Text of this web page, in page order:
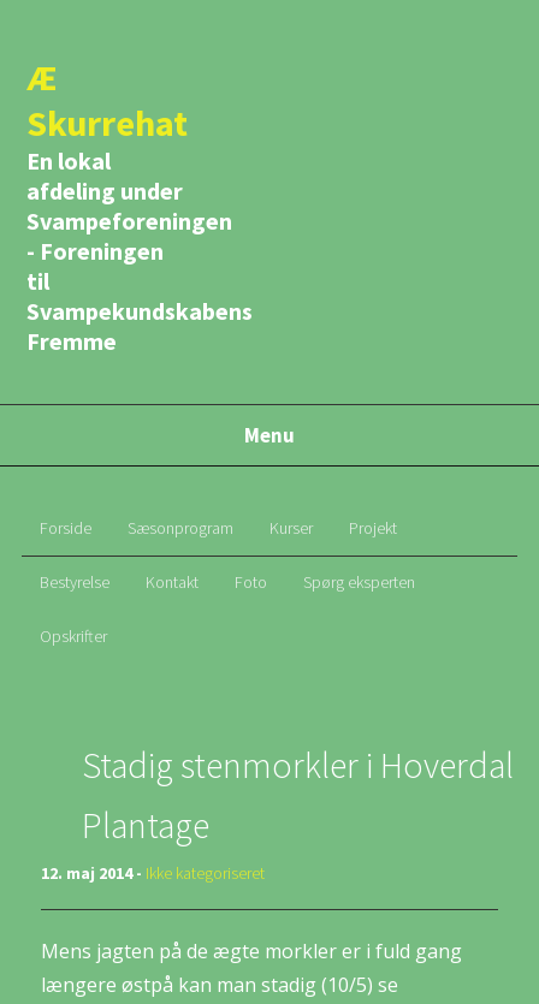
Æ
Skurrehat
En lokal
afdeling under
Svampeforeningen
- Foreningen
til
Svampekundskabens
Fremme
Menu
Forside Sæsonprogram Kurser Projekt
Bestyrelse Kontakt Foto Spørg eksperten
Opskrifter
Stadig stenmorkler i Hoverdal
Plantage
12. maj 2014 - Ikke kategoriseret
Mens jagten på de ægte morkler er i fuld gang
længere østpå kan man stadig (10/5) se